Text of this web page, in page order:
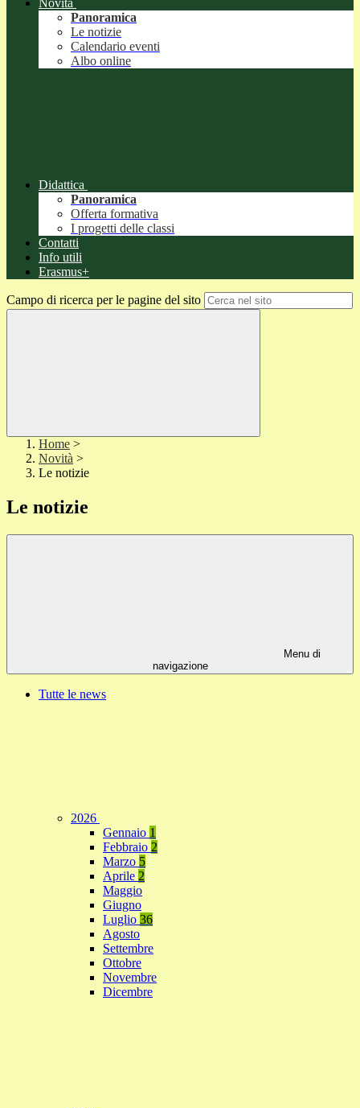
Novità
Panoramica
Le notizie
Calendario eventi
Albo online
Didattica
Panoramica
Offerta formativa
I progetti delle classi
Contatti
Info utili
Erasmus+
Campo di ricerca per le pagine del sito
Home >
Novità >
Le notizie
Le notizie
Menu di
navigazione
Tutte le news
2026
Gennaio 1
Febbraio 2
Marzo 5
Aprile 2
Maggio
Giugno
Luglio 36
Agosto
Settembre
Ottobre
Novembre
Dicembre